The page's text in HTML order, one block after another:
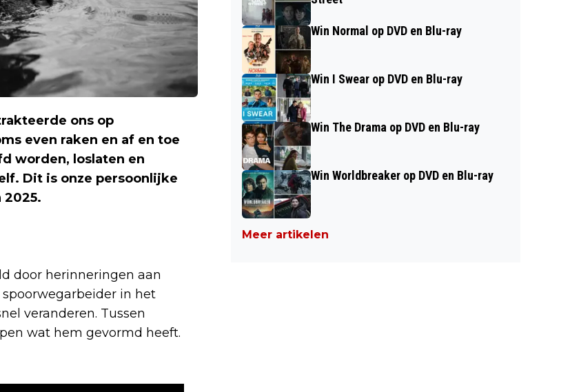
ons op
even raken en af en toe
worden, loslaten en
Dit is onze persoonlijke
2025.
door herinneringen aan
in het
veranderen. Tussen
wat hem gevormd heeft.
Win Normal op DVD en Blu-ray
Win I Swear op DVD en Blu-ray
Win The Drama op DVD en Blu-ray
Win Worldbreaker op DVD en Blu-ray
Meer artikelen